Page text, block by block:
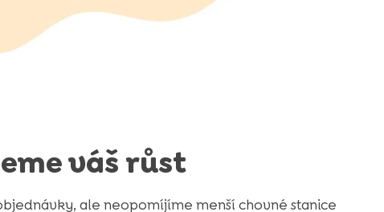
váš růst
ale neopomíjíme menší chovné stanice